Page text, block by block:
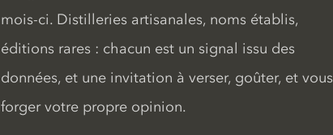
mois-ci. Distilleries artisanales, noms établis,
éditions rares : chacun est un signal issu des
données, et une invitation à verser, goûter, et vous
forger votre propre opinion.